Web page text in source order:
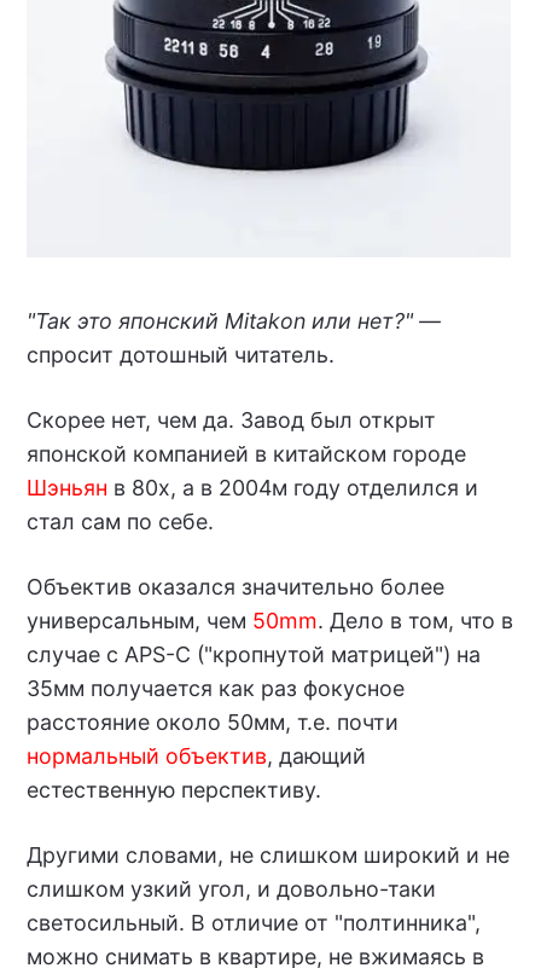
"Так это японский Mitakon или нет?" —
спросит дотошный читатель.
Скорее нет, чем да. Завод был открыт
японской компанией в китайском городе
Шэньян в 80х, а в 2004м году отделился и
стал сам по себе.
Объектив оказался значительно более
универсальным, чем 50mm. Дело в том, что в
случае с APS-C ("кропнутой матрицей") на
35мм получается как раз фокусное
расстояние около 50мм, т.е. почти
нормальный объектив, дающий
естественную перспективу.
Другими словами, не слишком широкий и не
слишком узкий угол, и довольно-таки
светосильный. В отличие от "полтинника",
можно снимать в квартире, не вжимаясь в